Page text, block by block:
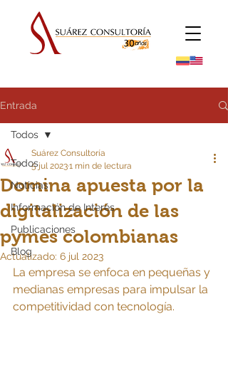
Entrada
Todos
Noticias
Información de Interés
Publicaciones
Blog
Todos
Domina apuesta por la
digitalización de las
pymes colombianas
Suárez Consultoría
5 jul 20231 min de lectura
Actualizado: 6 jul 2023
La empresa se enfoca en pequeñas y
medianas empresas para impulsar la
competitividad con tecnología.